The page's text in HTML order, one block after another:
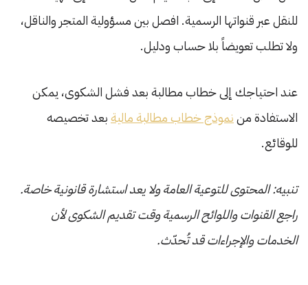
للنقل عبر قنواتها الرسمية. افصل بين مسؤولية المتجر والناقل،
ولا تطلب تعويضاً بلا حساب ودليل.
عند احتياجك إلى خطاب مطالبة بعد فشل الشكوى، يمكن
الاستفادة مننموذج خطاب مطالبة مالية بعد تخصيصه
للوقائع.
تنبيه: المحتوى للتوعية العامة ولا يعد استشارة قانونية خاصة.
راجع القنوات واللوائح الرسمية وقت تقديم الشكوى لأن
الخدمات والإجراءات قد تُحدّث.